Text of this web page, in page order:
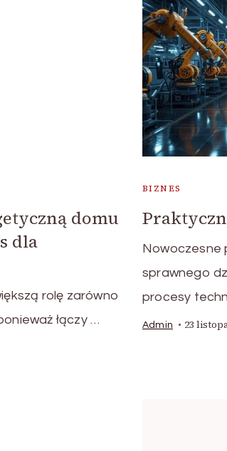
domu
dla
rolę zarówno
łączy …
BIZNES
Nowoczesne
sprawnego
procesy
Admin 23